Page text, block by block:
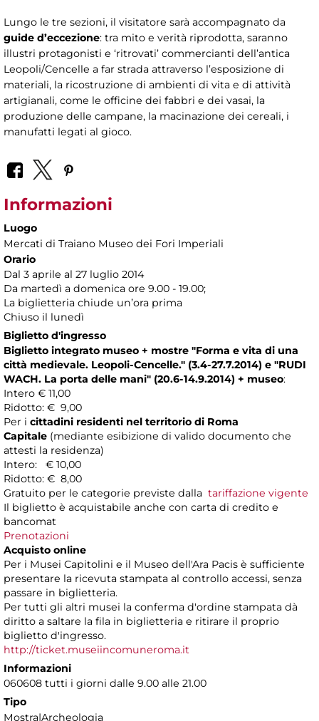
Lungo le tre sezioni, il visitatore sarà accompagnato da
guide d’eccezione: tra mito e verità riprodotta, saranno
illustri protagonisti e ‘ritrovati’ commercianti dell’antica
Leopoli/Cencelle a far strada attraverso l’esposizione di
materiali, la ricostruzione di ambienti di vita e di attività
artigianali, come le officine dei fabbri e dei vasai, la
produzione delle campane, la macinazione dei cereali, i
manufatti legati al gioco.
Informazioni
Luogo
Mercati di Traiano Museo dei Fori Imperiali
Orario
Dal 3 aprile al 27 luglio 2014
Da martedì a domenica ore 9.00 - 19.00;
La biglietteria chiude un’ora prima
Chiuso il lunedì
Biglietto d'ingresso
Biglietto integrato museo + mostre "Forma e vita di una
città medievale. Leopoli-Cencelle." (3.4-27.7.2014) e "RUDI
WACH. La porta delle mani" (20.6-14.9.2014) + museo:
Intero € 11,00
Ridotto: € 9,00
Per i cittadini residenti nel territorio di Roma
Capitale (mediante esibizione di valido documento che
attesti la residenza)
Intero: € 10,00
Ridotto: € 8,00
Gratuito per le categorie previste dalla tariffazione vigente
Il biglietto è acquistabile anche con carta di credito e
bancomat
Prenotazioni
Acquisto online
Per i Musei Capitolini e il Museo dell'Ara Pacis è sufficiente
presentare la ricevuta stampata al controllo accessi, senza
passare in biglietteria.
Per tutti gli altri musei la conferma d'ordine stampata dà
diritto a saltare la fila in biglietteria e ritirare il proprio
biglietto d'ingresso.
http://ticket.museiincomuneroma.it
Informazioni
060608 tutti i giorni dalle 9.00 alle 21.00
Tipo
Mostra|Archeologia